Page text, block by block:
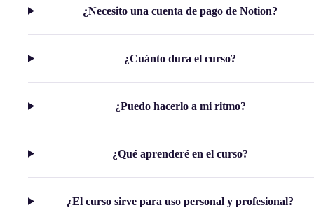
¿Necesito una cuenta de pago de Notion?
¿Cuánto dura el curso?
¿Puedo hacerlo a mi ritmo?
¿Qué aprenderé en el curso?
¿El curso sirve para uso personal y profesional?